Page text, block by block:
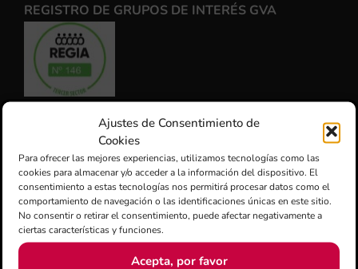
Ajustes de Consentimiento de
Cookies
Para ofrecer las mejores experiencias, utilizamos tecnologías como las
cookies para almacenar y/o acceder a la información del dispositivo. El
consentimiento a estas tecnologías nos permitirá procesar datos como el
comportamiento de navegación o las identificaciones únicas en este sitio.
No consentir o retirar el consentimiento, puede afectar negativamente a
ciertas características y funciones.
Acepta, por favor
Actualidad
Tienda
REGISTRO DE GRUPOS DE INTERÉS GVA
CERTIFICACIÓN CALIDAD ISO-9001
ENLACES DE INTERÉS